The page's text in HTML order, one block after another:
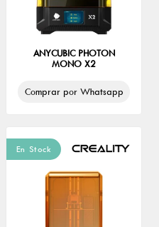
ANYCUBIC PHOTON
MONO X2
Comprar por Whatsapp
En Stock